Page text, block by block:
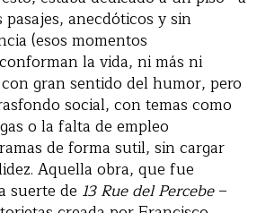
anecdóticos y sin
(esos momentos
la vida, ni más ni
gran sentido del humor, pero
social, con temas como
o la falta de empleo
de forma sutil, sin cargar
Aquella obra, que fue
suerte de 13 Rue del Percebe–